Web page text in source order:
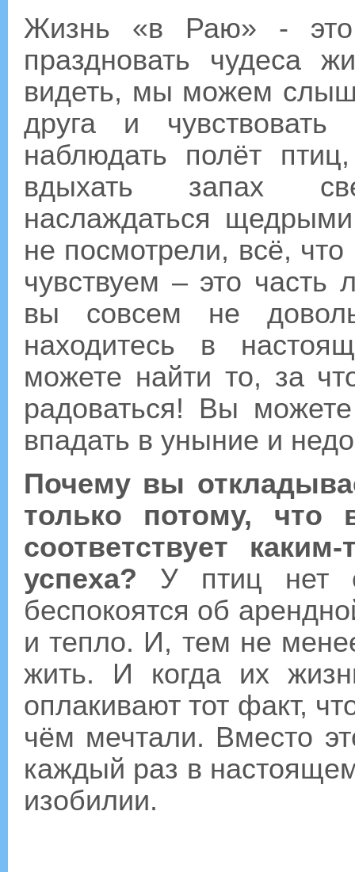
Жизнь «в Раю» -
праздновать чудеса
видеть, мы можем
друга и
наблюдать полёт
вдыхать запах
наслаждаться
не посмотрели, всё,
чувствуем – это
вы совсем не
находитесь в
можете найти то, за
радоваться! Вы
впадать в уныние и
Почему вы
только потому,
соответствует
успеха? У птиц нет
беспокоятся об
и тепло. И, тем не
жить. И когда их
оплакивают тот факт,
чём мечтали. Вместо
каждый раз в
изобилии.